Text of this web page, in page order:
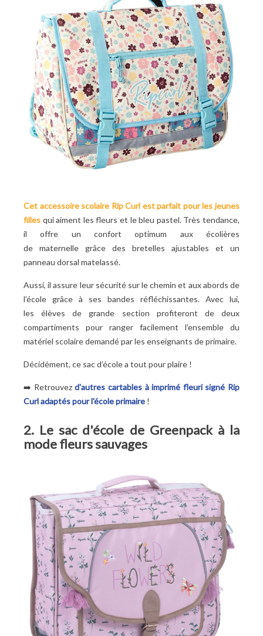
Cet accessoire scolaire Rip Curl est parfait pour les jeunes
filles qui aiment les fleurs et le bleu pastel. Très tendance,
il offre un confort optimum aux écolières
de maternelle grâce des bretelles ajustables et un
panneau dorsal matelassé.
Aussi, il assure leur sécurité sur le chemin et aux abords de
l’école grâce à ses bandes réfléchissantes. Avec lui,
les élèves de grande section profiteront de deux
compartiments pour ranger facilement l’ensemble du
matériel scolaire demandé par les enseignants de primaire.
Décidément, ce sac d’école a tout pour plaire !
➡️ Retrouvezd'autres cartables à imprimé fleuri signé Rip
Curl adaptés pour l'école primaire !
2. Le sac d'école de Greenpack à la
mode fleurs sauvages